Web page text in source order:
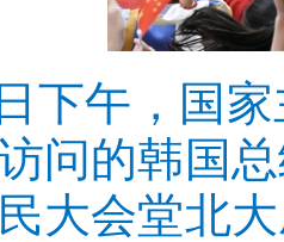
下午，国
问的韩国
大会堂北